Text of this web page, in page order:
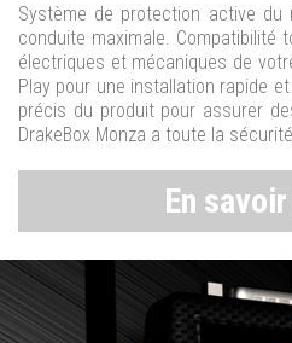
Système de protection active
conduite maximale. Compatibilité
électriques et mécaniques de
Play pour une installation rapide
précis du produit pour assurer
DrakeBox Monza a toute la
En